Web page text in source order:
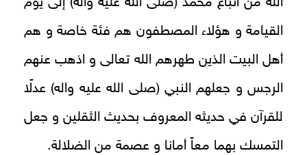
القيامة و هؤلاء المصطفون هم فئة خاصة و هم
أهل البيت الذين طهرهم الله تعالى و اذهب عنهم
الرجس و جعلهم النبي (صلى الله عليه واله) عدلًا
للقرآن في حديثه المعروف بحديث الثقلين و جعل
التمسك بهما معاً أمانا و عصمة من الضلالة.